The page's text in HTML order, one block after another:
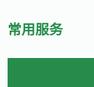
常用服务